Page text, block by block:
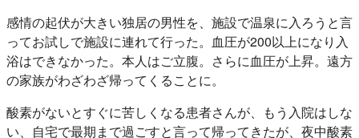
感情の起伏が大きい独居の男性を、施設で温泉に入ろうと言
ってお試しで施設に連れて行った。血圧が200以上になり入
浴はできなかった。本人はご立腹。さらに血圧が上昇。遠方
の家族がわざわざ帰ってくることに。
酸素がないとすぐに苦しくなる患者さんが、もう入院はしな
い、自宅で最期まで過ごすと言って帰ってきたが、夜中酸素